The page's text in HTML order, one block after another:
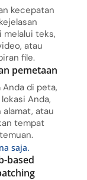
kecepatan
melalui teks,
atau
file.
pemetaan
di peta,
Anda,
atau
tempat
saja.
based